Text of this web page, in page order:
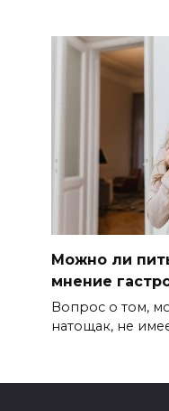
Можно ли
мнение
Вопрос о том,
натощак, не